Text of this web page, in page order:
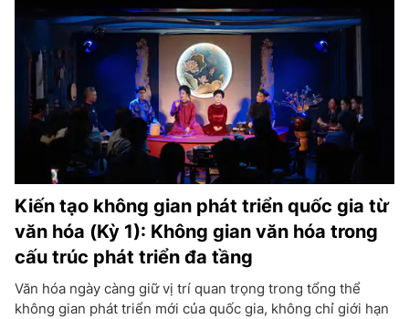
Kiến tạo không gian phát triển quốc gia từ
văn hóa (Kỳ 1): Không gian văn hóa trong
cấu trúc phát triển đa tầng
Văn hóa ngày càng giữ vị trí quan trọng trong tổng thể
không gian phát triển mới của quốc gia, không chỉ giới hạn